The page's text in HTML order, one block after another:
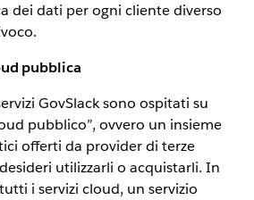
dei dati per ogni cliente diverso
pubblica
GovSlack sono ospitati su
pubblico”, ovvero un insieme
offerti da provider di terze
utilizzarli o acquistarli. In
i servizi cloud, un servizio